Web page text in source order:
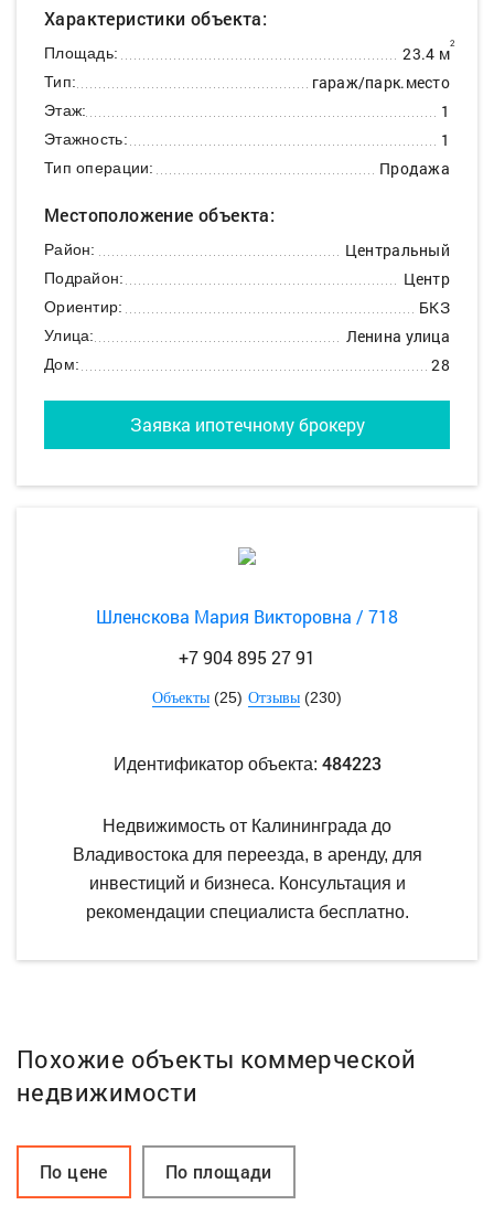
Характеристики объекта:
Площадь: 23.4 м2
Тип: гараж/парк.место
Этаж: 1
Этажность: 1
Тип операции: Продажа
Местоположение объекта:
Район: Центральный
Подрайон: Центр
Ориентир: БКЗ
Улица: Ленина улица
Дом: 28
Заявка ипотечному брокеру
Шленскова Мария Викторовна / 718
+7 904 895 27 91
Объекты (25) Отзывы (230)
Идентификатор объекта: 484223
Недвижимость от Калининграда до
Владивостока для переезда, в аренду, для
инвестиций и бизнеса. Консультация и
рекомендации специалиста бесплатно.
Похожие объекты коммерческой
недвижимости
По цене По площади